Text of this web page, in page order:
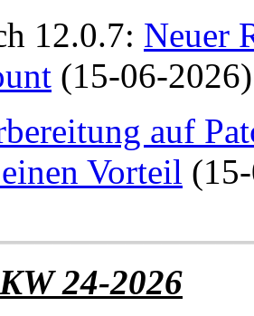
12.0.7: Neuer
(15-06-2026)
auf
Vorteil
24-2026